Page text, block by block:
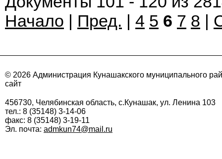
Начало | Пред. | 4 5 6 7 8 |
© 2026 Администрация Кунашакского муниципального
сайт
456730, Челябинская область, с.Кунашак, ул. Ленина 103
тел.: 8 (35148) 3-14-06
факс: 8 (35148) 3-19-11
Эл. почта: admkun74@mail.ru